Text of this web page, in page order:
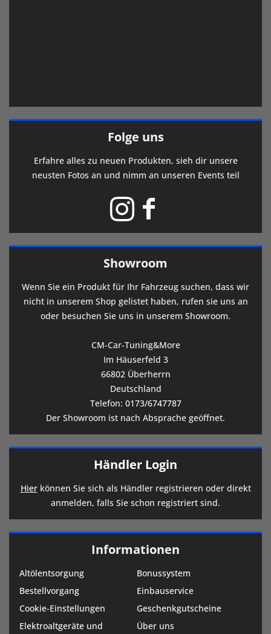
Folge uns
Erfahre alles zu neuen Produkten, sieh dir unsere
neusten Fotos an und nimm an unseren Events teil
Showroom
Wenn Sie ein Produkt für Ihr Fahrzeug suchen, dass wir
nicht in unserem Shop gelistet haben, rufen sie uns an
oder besuchen Sie uns in unserem Showroom.
CM-Car-Tuning&More
Im Häuserfeld 3
66802 Überherrn
Deutschland
Telefon: 0173/6747787
Der Showroom ist nach Absprache geöffnet.
Händler Login
Hierkönnen Sie sich als Händler registrieren oder direkt
anmelden, falls Sie schon registriert sind.
Informationen
Altölentsorgung
Bestellvorgang
Cookie-Einstellungen
Elektroaltgeräte und
Bonussystem
Einbauservice
Geschenkgutscheine
Über uns